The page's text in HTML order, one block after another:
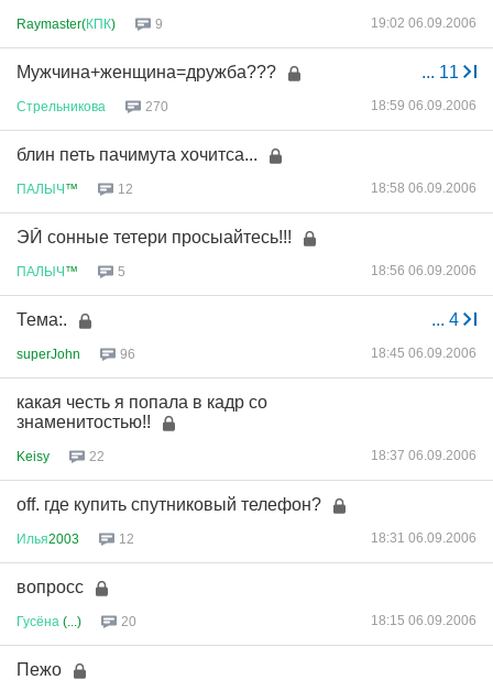
Raymaster(КПК) 9 19:02 06.09.2006
... 11
Мужчина+женщина=дружба???
Стрельникова 270 18:59 06.09.2006
блин петь пачимута хочитса...
ПАЛЫЧ™ 12 18:58 06.09.2006
ЭЙ сонные тетери просыайтесь!!!
ПАЛЫЧ™ 5 18:56 06.09.2006
... 4
Тема:.
superJohn 96 18:45 06.09.2006
какая честь я попала в кадр со
знаменитостью!!
Keisy 22 18:37 06.09.2006
off. где купить спутниковый телефон?
Илья2003 12 18:31 06.09.2006
вопросс
Гусёна (...) 20 18:15 06.09.2006
Пежо